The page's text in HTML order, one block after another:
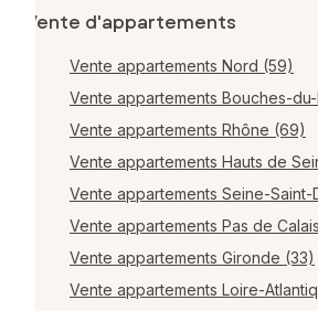
Vente d'appartements
Vente appartements Nord (59)
Vente appartements Bouches-du-
Vente appartements Rhône (69)
Vente appartements Hauts de
Vente appartements Seine-Saint-
Vente appartements Pas de
Vente appartements Gironde (33)
Vente appartements Loire-